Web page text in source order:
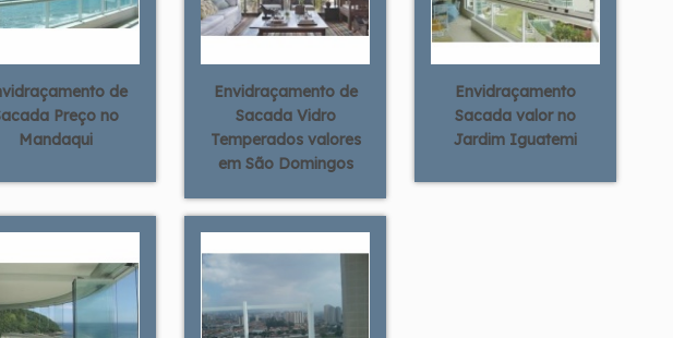
de
Preço no
Mandaqui
Envidraçamento de
Sacada Vidro
Temperados valores
em São Domingos
Envidraçamento
Sacada valor no
Jardim Iguatemi